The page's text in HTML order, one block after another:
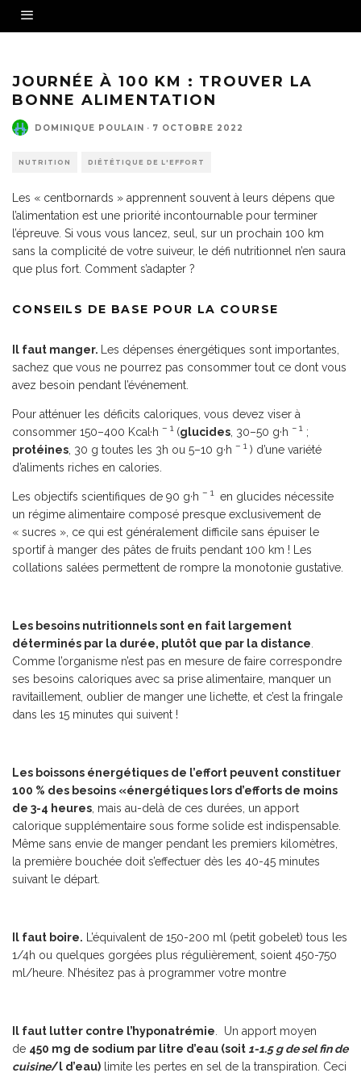
JOURNÉE À 100 KM : TROUVER LA
BONNE ALIMENTATION
DOMINIQUE POULAIN · 7 OCTOBRE 2022
NUTRITION DIÉTÉTIQUE DE L'EFFORT
Les « centbornards » apprennent souvent à leurs dépens que
l’alimentation est une priorité incontournable pour terminer
l’épreuve. Si vous vous lancez, seul, sur un prochain 100 km
sans la complicité de votre suiveur, le défi nutritionnel n’en saura
que plus fort. Comment s’adapter ?
CONSEILS DE BASE POUR LA COURSE
Il faut manger.
Les dépenses énergétiques sont importantes,
sachez que vous ne pourrez pas consommer tout ce dont vous
avez besoin pendant l’événement.
Pour atténuer les déficits caloriques, vous devez viser à
consommer 150–400 Kcal·h – 1 (glucides , 30–50 g·h − 1 ;
protéines , 30 g toutes les 3h ou 5–10 g·h – 1 ) d’une variété
d’aliments riches en calories.
Les objectifs scientifiques de 90 g·h – 1 en glucides nécessite
un régime alimentaire composé presque exclusivement de
« sucres », ce qui est généralement difficile sans épuiser le
sportif à manger des pâtes de fruits pendant 100 km ! Les
collations salées permettent de rompre la monotonie gustative.
Les besoins nutritionnels sont en fait largement
déterminés par la durée, plutôt que par la distance
Comme l’organisme n’est pas en mesure de faire correspondre
ses besoins caloriques avec sa prise alimentaire, manquer un
ravitaillement, oublier de manger une lichette, et c’est la fringale
dans les 15 minutes qui suivent !
Les boissons énergétiques de l’effort peuvent constituer
100 % des besoins «énergétiques lors d’efforts de moins
de 3-4 heures , mais au-delà de ces durées, un apport
calorique supplémentaire sous forme solide est indispensable.
Même sans envie de manger pendant les premiers kilomètres,
la première bouchée doit s’effectuer dès les 40-45 minutes
suivant le départ.
Il faut boire. L’équivalent de 150-200 ml (petit gobelet) tous les
1/4h ou quelques gorgées plus régulièrement, soient 450-750
ml/heure. N’hésitez pas à programmer votre montre
Il faut lutter contre l’hyponatrémie . Un apport moyen
de 450 mg de sodium par litre d’eau (soit 1-1.5 g de sel fin de
cuisine/l d’eau) limite les pertes en sel de la transpiration. Ceci